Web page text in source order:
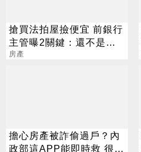
搶買法拍屋撿便宜 前銀行
主管曝2關鍵：還不是好
時機
房產
擔心房產被詐偷過戶？內
政部這APP能即時救 很多